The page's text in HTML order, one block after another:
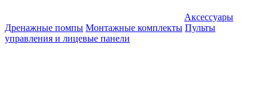
Аксессуары
Дренажные помпы Монтажные комплекты Пульты
управления и лицевые панели